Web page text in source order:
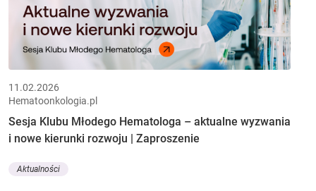
11.02.2026
Hematoonkologia.pl
Sesja Klubu Młodego Hematologa – aktualne wyzwania
i nowe kierunki rozwoju | Zaproszenie
Aktualności